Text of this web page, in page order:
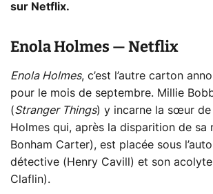
sur Netflix.
Enola Holmes — Netflix
Enola Holmes, c’est l’autre carton
pour le mois de septembre. Millie
(Stranger Things) y incarne la sœur de
Holmes qui, après la disparition de sa
Bonham Carter), est placée sous
détective (Henry Cavill) et son
Claflin).